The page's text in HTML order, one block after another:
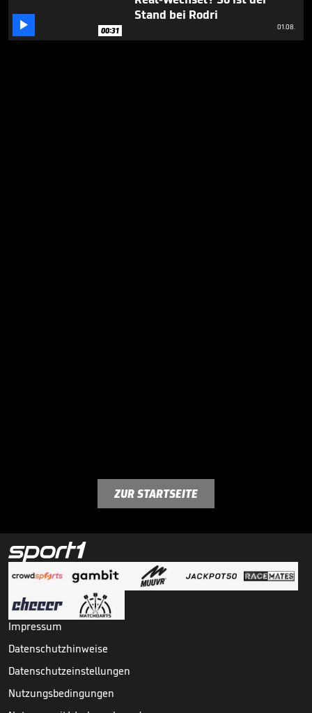
 00:31
Stand bei Rodri
01.08.
ZUR STARTSEITE
Impressum
Datenschutzhinweise
Datenschutzeinstellungen
Nutzungsbedingungen